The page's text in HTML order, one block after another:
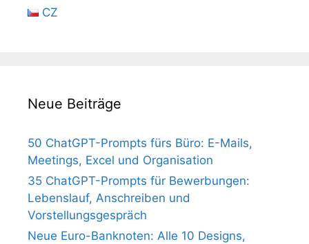
CZ
Neue Beiträge
50 ChatGPT-Prompts fürs Büro: E-Mails,
Meetings, Excel und Organisation
35 ChatGPT-Prompts für Bewerbungen:
Lebenslauf, Anschreiben und
Vorstellungsgespräch
Neue Euro-Banknoten: Alle 10 Designs,